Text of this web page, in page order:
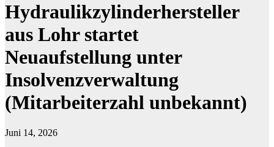
Hydraulikzylinderhersteller
aus Lohr startet
Neuaufstellung unter
Insolvenzverwaltung
(Mitarbeiterzahl unbekannt)
Juni 14, 2026